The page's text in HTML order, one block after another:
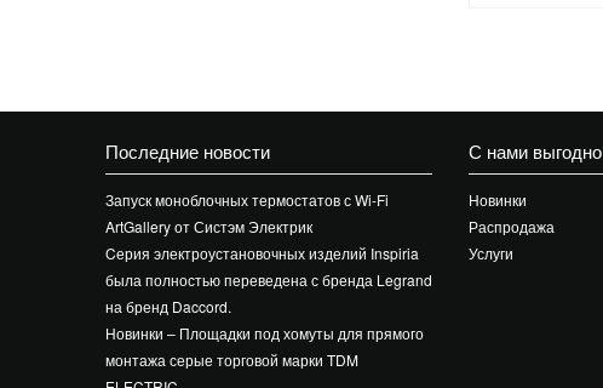
Последние новости
Запуск моноблочных термостатов с Wi-Fi
ArtGallery от Систэм Электрик
Cерия электроустановочных изделий Inspiria
была полностью переведена с бренда Legrand
на бренд Daccord.
Новинки – Площадки под хомуты для прямого
монтажа серые торговой марки TDM
С нами выгодно
Новинки
Распродажа
Услуги